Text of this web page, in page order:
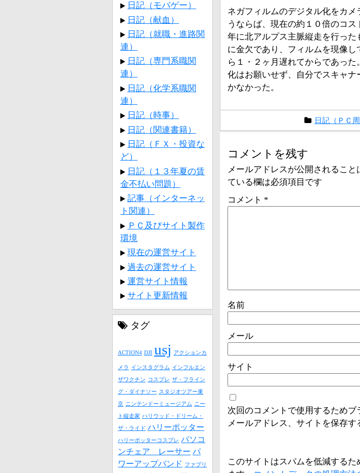
ネガフィルムのデジタル化をカ
うならば、現在の約１０倍のコス
年に北アルプス主脈縦走を行っ
に金欠であり、フィルムを現像
ら１・２ヶ月遅れてからであっ
化はお願いせず、自分でスキャナ
かなかった。
日記（ＰＣ周
コメントを残す
メールアドレスが公開されること
ている欄は必須項目です
コメント *
名前
メール
サイト
次回のコメントで使用するためブ
メールアドレス、サイトを保存す
このサイトはスパムを低減するた
日記（モバゲー）
日記（献血）
日記（就職・進路関
連）
日記（専門系職関
連）
日記（化学系職関
連）
日記（時事）
日記（関連書籍）
日記（ＦＸ・投資な
ど）
日記（１３年夏の賃
金不払い問題）
記事（インターネッ
ト関連）
ＰＣ及びサイト製作
環境
現在の運営サイト
過去の運営サイト
運営サイト情報
サイト更新情報
タグ
ACTION4 DJI usj アクションカ
メラ インスタグラム インフルエン
ザワクチン コスプレ ザ・フライン
グ・ダイナソー スタジオツアー東
京 ニンテンドーミュージアム ニー
ト縦走家 ハリウッド・ドリーム・
ザ・ライド ハリーポッター
ハリーポッターコスプレ パソコ
ンチェア レーサー パ
ワーアップバンド
ファブリ